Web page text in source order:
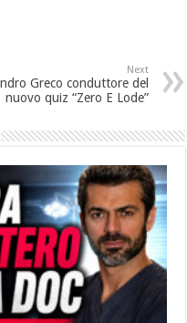
Next
Greco conduttore del
nuovo quiz “Zero E Lode”